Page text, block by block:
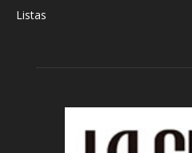
Listas